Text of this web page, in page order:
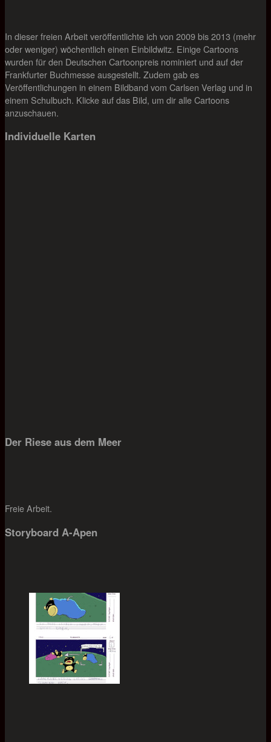
In dieser freien Arbeit veröffentlichte ich von 2009 bis 2013 (mehr
oder weniger) wöchentlich einen Einbildwitz. Einige Cartoons
wurden für den Deutschen Cartoonpreis nominiert und auf der
Frankfurter Buchmesse ausgestellt. Zudem gab es
Veröffentlichungen in einem Bildband vom Carlsen Verlag und in
einem Schulbuch. Klicke auf das Bild, um dir alle Cartoons
anzuschauen.
Individuelle Karten
Der Riese aus dem Meer
Freie Arbeit.
Storyboard A-Apen